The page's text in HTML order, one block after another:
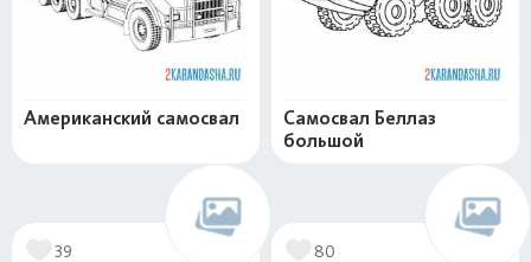
Американский самосвал
Самосвал Беллаз
большой
39 80